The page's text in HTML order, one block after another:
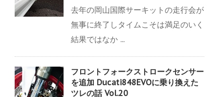
去年の岡山国際サーキットの走行会が
無事に終了しタイムこそは満足のいく
結果ではなか ...
フロントフォークストロークセンサー
を追加 Ducati848EVOに乗り換えた
ツレの話 Vol.20